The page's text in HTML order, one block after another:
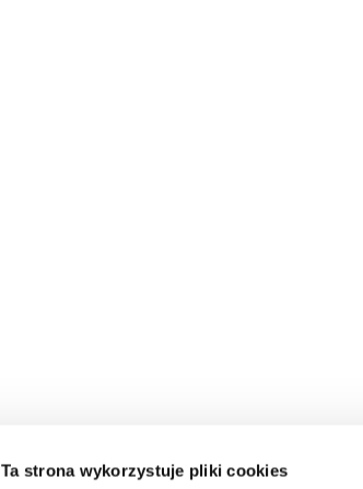
Ta strona wykorzystuje pliki cookies